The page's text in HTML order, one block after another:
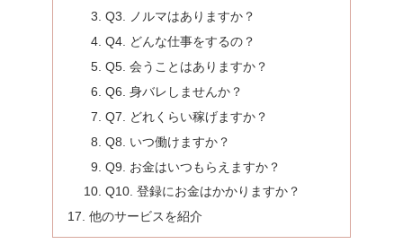
Q3. ノルマはありますか？
Q4. どんな仕事をするの？
Q5. 会うことはありますか？
Q6. 身バレしませんか？
Q7. どれくらい稼げますか？
Q8. いつ働けますか？
Q9. お金はいつもらえますか？
Q10. 登録にお金はかかりますか？
他のサービスを紹介